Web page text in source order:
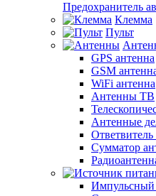
Предохранитель
Клемма
Пульт
GPS антенна
GSM
WiFi антенна
Антенны ТВ
Антенные
Сумматор
Импульсный